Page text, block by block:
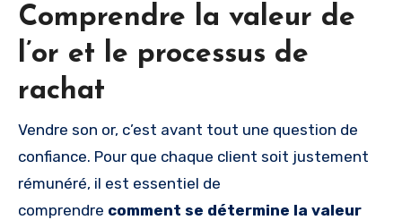
Comprendre la valeur de
l’or et le processus de
rachat
Vendre son or, c’est avant tout une question de
confiance. Pour que chaque client soit justement
rémunéré, il est essentiel de
comprendre comment se détermine la valeur